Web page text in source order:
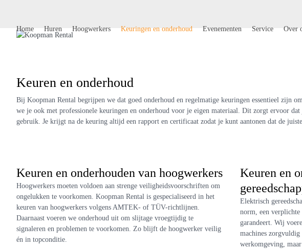
contentHome
Huren Hoogwerkers Keuringen en onderhoud Evenementen Service Over
Keuren en onderhoud
Bij Koopman Rental begrijpen we dat goed onderhoud en regelmatige keuringen essentieel zijn
we je ook met professionele keuringen en onderhoud voor je eigen materiaal. Dit zorgt ervoor
gebruik. Je krijgt na de keuring altijd een rapport en certificaat zodat je kunt aantonen dat de
Keuren en onderhouden van hoogwerkers
Hoogwerkers moeten voldoen aan strenge veiligheidsvoorschriften om
ongelukken te voorkomen. Koopman Rental is gespecialiseerd in het
keuren van hoogwerkers volgens AMTEK- of TÜV-richtlijnen.
Daarnaast voeren we onderhoud uit om slijtage vroegtijdig te
signaleren en problemen te voorkomen. Zo blijft de hoogwerker veilig
én in topconditie.
Keuren en
Elektrisch
norm, een
garandeert. Wij
machines
werkomgeving,